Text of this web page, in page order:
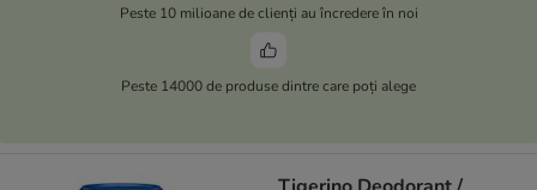
Peste 10 milioane de clienți au încredere în noi
Peste 14000 de produse dintre care poți alege